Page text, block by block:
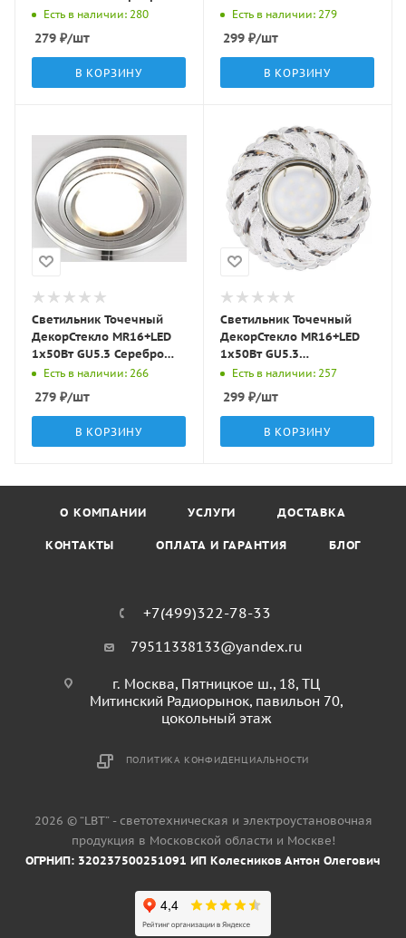
90х90х20мм IP20 D0001L
Есть в наличии: 280
279 ₽/шт
В КОРЗИНУ
Прозрачный D115х25мм
IP20 K1649 LBT
Есть в наличии: 279
299 ₽/шт
В КОРЗИНУ
Светильник Точечный
ДекорСтекло MR16+LED
1х50Вт GU5.3 Серебро
D95х25мм IP20 D0301L
Есть в наличии: 266
279 ₽/шт
В КОРЗИНУ
Светильник Точечный
ДекорСтекло MR16+LED
1х50Вт GU5.3
Прозрачный D95х25мм
IP20 K1109L/K1670L LBT
Есть в наличии: 257
299 ₽/шт
В КОРЗИНУ
О КОМПАНИИ УСЛУГИ ДОСТАВКА
КОНТАКТЫ ОПЛАТА И ГАРАНТИЯ БЛОГ
+7(499)322-78-33
79511338133@yandex.ru
г. Москва, Пятницкое ш., 18, ТЦ
Митинский Радиорынок, павильон 70,
цокольный этаж
ПОЛИТИКА КОНФИДЕНЦИАЛЬНОСТИ
2026 © “LBT” - светотехническая и электроустановочная
продукция в Московской области и Москве!
ОГРНИП: 320237500251091 ИП Колесников Антон Олегович